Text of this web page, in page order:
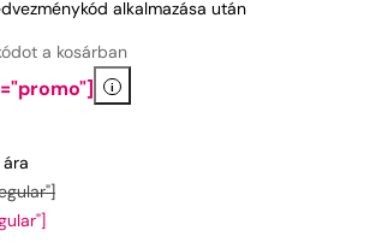
alkalmazása után
a kosárban
i